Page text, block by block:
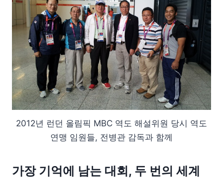
2012년 런던 올림픽 MBC 역도 해설위원 당시 역도
연맹 임원들, 전병관 감독과 함께
가장 기억에 남는 대회, 두 번의 세계